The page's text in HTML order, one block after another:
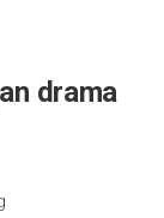
drama